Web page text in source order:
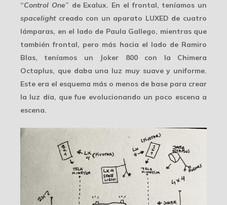
“Control One” de Exalux. En el frontal, teníamos un
spacelightcreado con un aparato LUXED de cuatro
lámparas, en el lado de Paula Gallego, mientras que
también frontal, pero más hacia el lado de Ramiro
Blas, teníamos un Joker 800 con la Chimera
Octaplus, que daba una luz muy suave y uniforme.
Este era el esquema más o menos de base para crear
la luz día, que fue evolucionando un poco escena a
escena.